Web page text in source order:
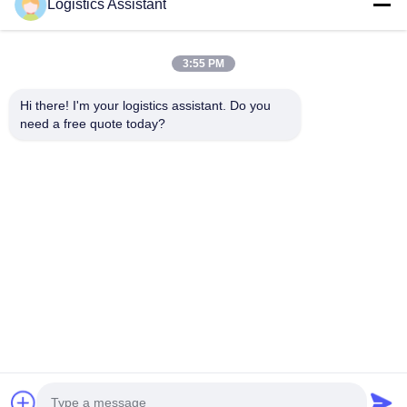
© 2026 SHANGHAI TOP WAY INTERNATIONAL TRANSPORT CO.,LTD. All
Logistics Assistant
3:55 PM
Hi there! I'm your logistics assistant. Do you
need a free quote today?